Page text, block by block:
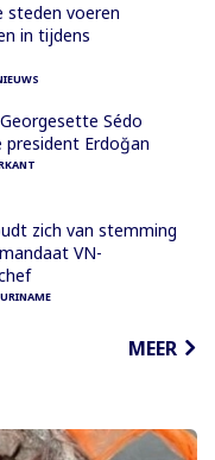
steden voeren
in tijdens
Sédo
Erdoğan
zich van stemming
VN-
MEER